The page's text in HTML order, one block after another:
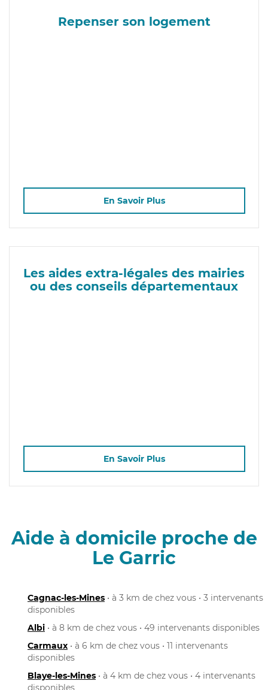
Repenser son logement
En Savoir Plus
Les aides extra-légales des mairies
ou des conseils départementaux
En Savoir Plus
Aide à domicile proche de
Le Garric
Cagnac-les-Mines • à 3 km de chez vous • 3 intervenants
disponibles
Albi • à 8 km de chez vous • 49 intervenants disponibles
Carmaux • à 6 km de chez vous • 11 intervenants
disponibles
Blaye-les-Mines • à 4 km de chez vous • 4 intervenants
disponibles